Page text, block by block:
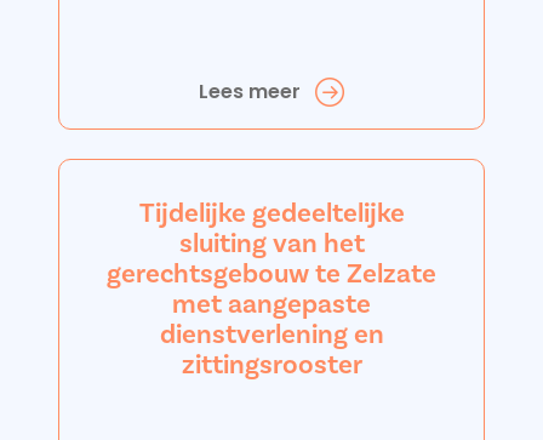
Lees meer
Tijdelijke gedeeltelijke
sluiting van het
gerechtsgebouw te Zelzate
met aangepaste
dienstverlening en
zittingsrooster